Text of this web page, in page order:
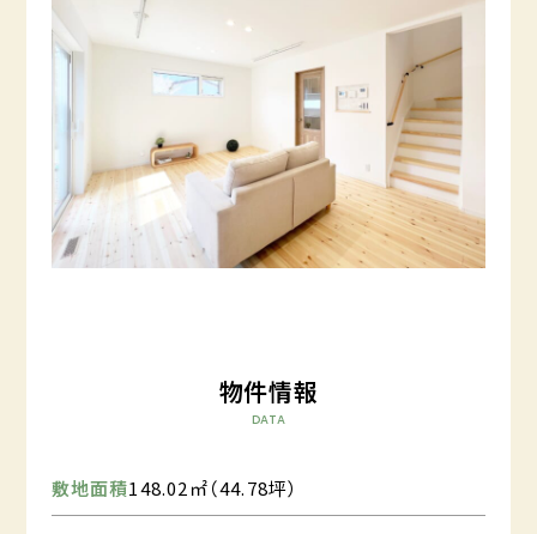
物件情報
DATA
敷地面積148.02㎡（44.78坪）